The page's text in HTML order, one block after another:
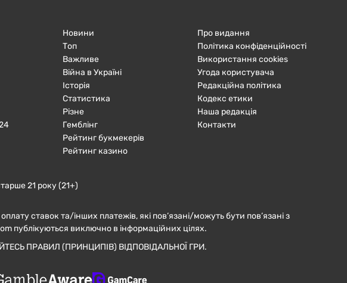
Новини
Топ
Важливе
Війна в Україні
Історія
Статистика
Різне
Гемблінг
Рейтинг букмекерів
Рейтинг казино
Про видання
Політика конфіденційності
Використання cookies
Угода користувача
Редакційна політика
Кодекс етики
Наша редакція
Контакти
21 року (21+)
ставок та/інших платежів, які пов’язані/можуть бути пов’язані з
публікуються виключно в інформаційних цілях.
ПРАВИЛ (ПРИНЦИПІВ) ВІДПОВІДАЛЬНОЇ ГРИ.